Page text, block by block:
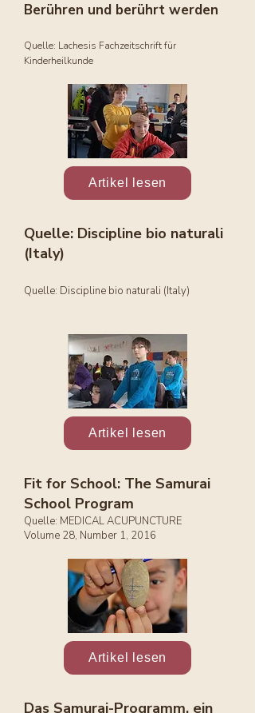
Berühren und berührt werden
Quelle: Lachesis Fachzeitschrift für
Kinderheilkunde
Artikel lesen
Quelle: Discipline bio naturali
(Italy)
Quelle: Discipline bio naturali (Italy)
Artikel lesen
Fit for School: The Samurai
School Program
Quelle: MEDICAL ACUPUNCTURE
Volume 28, Number 1, 2016
Artikel lesen
Das Samurai-Programm, ein